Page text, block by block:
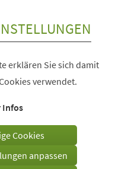
erklären Sie sich damit
verwendet.
Infos
Cookies
anpassen